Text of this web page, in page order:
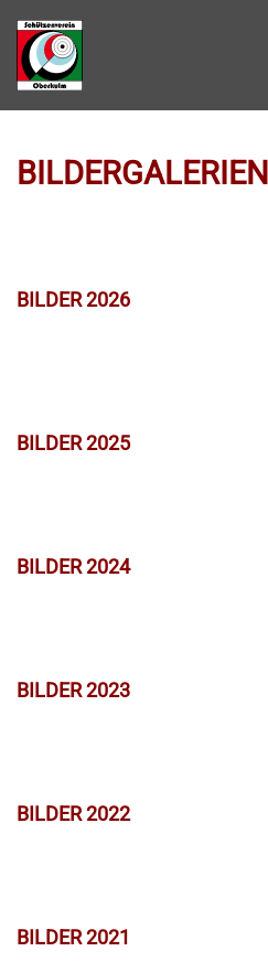
Zum Hauptinhalt springen
BILDERGALERIEN
BILDER 2026
BILDER 2025
BILDER 2024
BILDER 2023
BILDER 2022
BILDER 2021